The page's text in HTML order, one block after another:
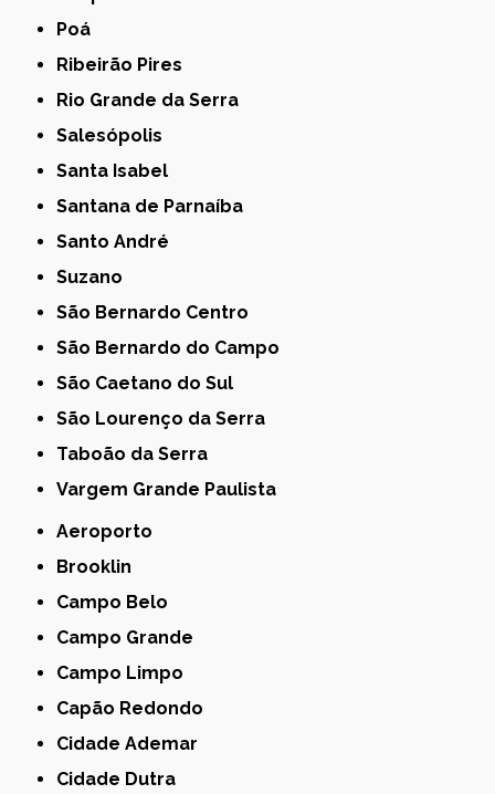
Poá
Ribeirão Pires
Rio Grande da Serra
Salesópolis
Santa Isabel
Santana de Parnaíba
Santo André
Suzano
São Bernardo Centro
São Bernardo do Campo
São Caetano do Sul
São Lourenço da Serra
Taboão da Serra
Vargem Grande Paulista
Aeroporto
Brooklin
Campo Belo
Campo Grande
Campo Limpo
Capão Redondo
Cidade Ademar
Cidade Dutra